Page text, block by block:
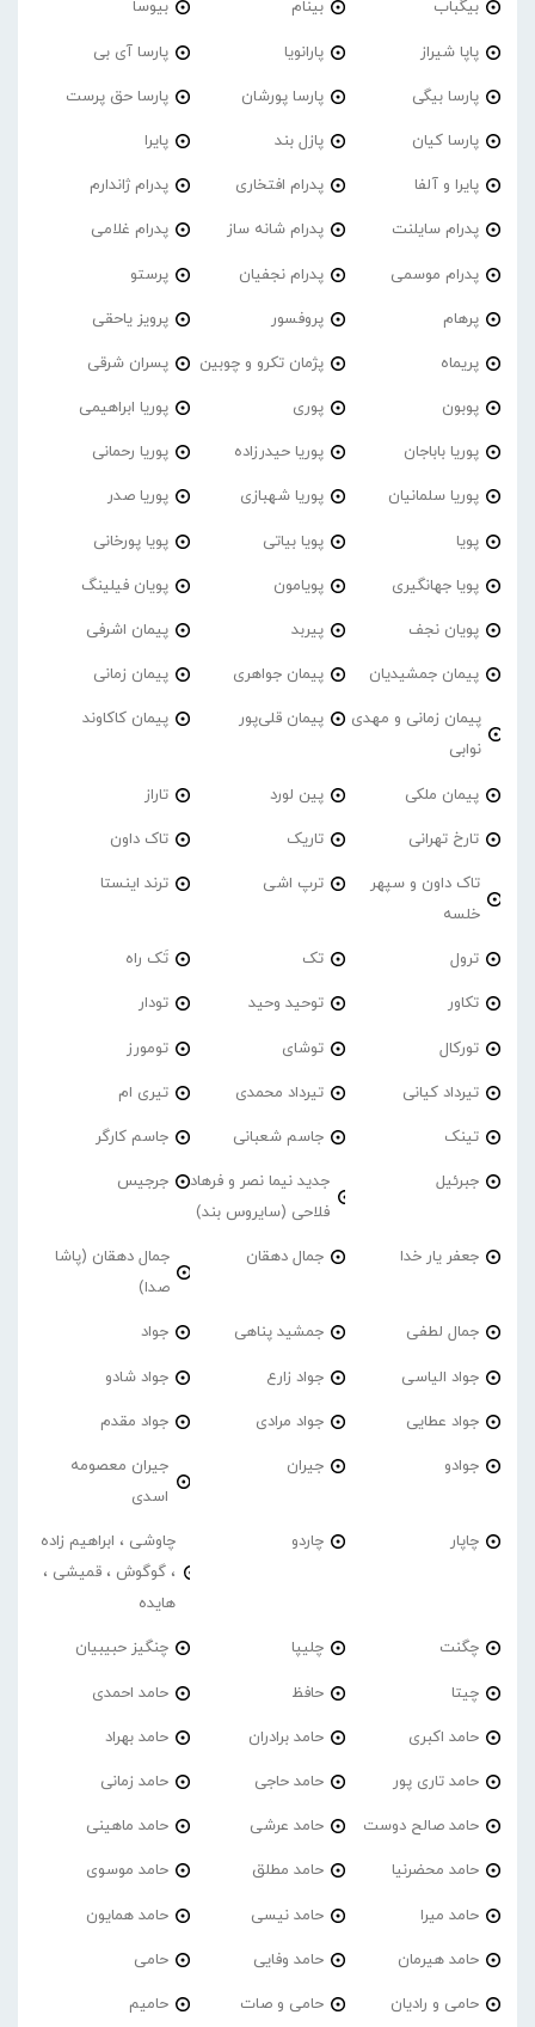
بیگباب بینام بیوسا
پاپا شیراز پارانویا پارسا آی بی
پارسا بیگی پارسا پورشان پارسا حق پرست
پارسا کیان پازل بند پایرا
پایرا و آلفا پدرام افتخاری پدرام ژاندارم
پدرام‌ سایلنت پدرام شانه ساز پدرام غلامی
پدرام موسمی پدرام نجفیان پرستو
پرهام پروفسور پرویز یاحقی
پریماه پژمان تکرو و چوبین پسران شرقی
پوبون پوری پوریا ابراهیمی
پوریا باباجان پوریا حیدرزاده پوریا رحمانی
پوریا سلمانیان پوریا شهبازی پوریا صدر
پویا پویا بیاتی پویا پورخانی
پویا جهانگیری پویامون پویان فیلینگ
پویان نجف پیربد پیمان اشرفی
پیمان جمشیدیان پیمان جواهری پیمان زمانی
پیمان زمانی و مهدی
نوابی
پیمان قلی‌پور پیمان کاکاوند
پیمان ملکی پین لورد تاراز
تارخ تهرانی تاریک تاک داون
تاک داون و سپهر
خلسه
ترپ اشی ترند اینستا
ترول تک تَک راه
تکاور توحید وحید تودار
تورکال توشای تومورز
تیرداد کیانی تیرداد محمدی تیری ام
تینک جاسم شعبانی جاسم کارگر
جبرئیل
جدید نیما نصر و فرهاد
فلاحی (سایروس بند)
جرجیس
جعفر یار خدا جمال دهقان
جمال دهقان (پاشا
صدا)
جمال لطفی جمشید پناهی جواد
جواد الیاسی جواد زارع جواد شادو
جواد عطایی جواد مرادی جواد مقدم
جوادو جیران
جیران معصومه
اسدی
چاپار چاردو
چاوشی ، ابراهیم زاده
، گوگوش ، قمیشی ،
هایده
چگنت چلیپا چنگیز حبیبیان
چیتا حافظ حامد احمدی
حامد اکبری حامد برادران حامد بهراد
حامد تاری پور حامد حاجی حامد زمانی
حامد صالح دوست حامد عرشی حامد ماهینی
حامد محضرنیا حامد مطلق حامد موسوی
حامد میرا حامد نیسی حامد همایون
حامد هیرمان حامد وفایی حامی
حامی و رادیان حامی و صات حامیم